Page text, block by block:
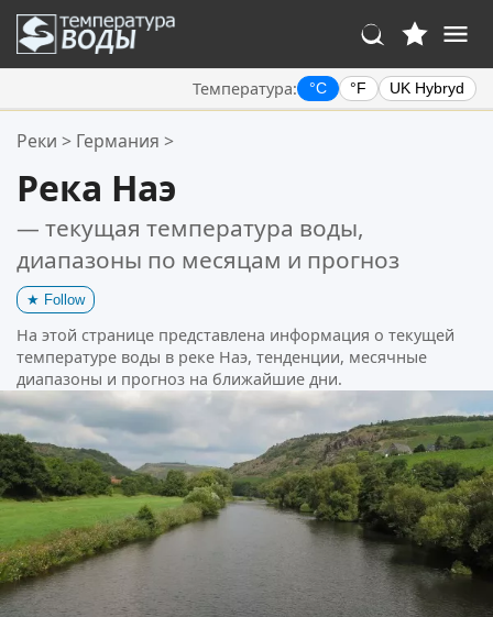
Температура: °C °F UK Hybryd
Ваше избранное:
Реки > Германия >
Река Наэ
— текущая температура воды,
диапазоны по месяцам и прогноз
★ Follow
На этой странице представлена информация о текущей
температуре воды в реке Наэ, тенденции, месячные
диапазоны и прогноз на ближайшие дни.